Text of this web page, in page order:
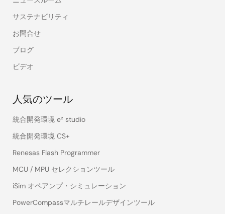
サステナビリティ
お問合せ
ブログ
ビデオ
人気のツール
統合開発環境 e² studio
統合開発環境 CS+
Renesas Flash Programmer
MCU / MPU セレクションツール
iSim オペアンプ・シミュレーション
PowerCompassマルチレールデザインツール